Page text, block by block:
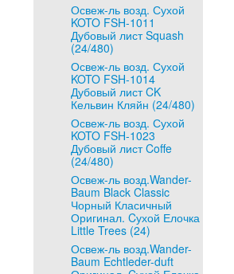
Освеж-ль возд. Сухой
KOTO FSH-1011
Дубовый лист Squash
(24/480)
Освеж-ль возд. Сухой
KOTO FSH-1014
Дубовый лист CK
Кельвин Кляйн (24/480)
Освеж-ль возд. Сухой
KOTO FSH-1023
Дубовый лист Coffe
(24/480)
Освеж-ль возд.Wander-
Baum Black Classic
Чорный Класичный
Оригинал. Cухой Елочка
Little Trees (24)
Освеж-ль возд.Wander-
Baum Echtleder-duft